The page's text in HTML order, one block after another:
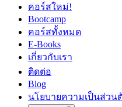
คอร์สใหม่!
Bootcamp
คอร์สทั้งหมด
E-Books
เกี่ยวกับเรา
ติดต่อ
Blog
นโยบายความเป็นส่วน